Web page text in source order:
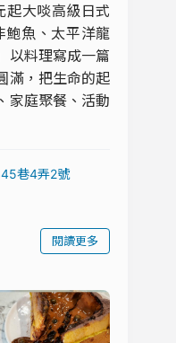
大啖高級日式
鮑魚、太平洋龍
以料理寫成一篇
滿，把生命的起
家庭聚餐、活動
巷4弄2號
閱讀更多